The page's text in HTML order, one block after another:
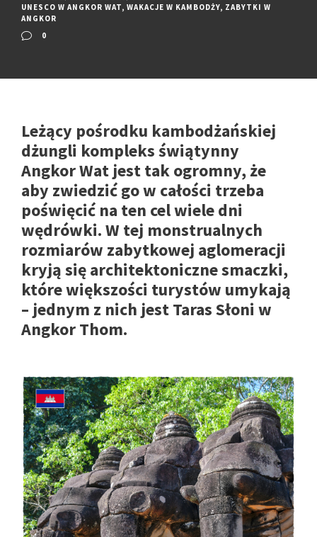
UNESCO W ANGKOR WAT, WAKACJE W KAMBODŻY, ZABYTKI W
ANGKOR
0
Leżący pośrodku kambodżańskiej
dżungli kompleks świątynny
Angkor Wat jest tak ogromny, że
aby zwiedzić go w całości trzeba
poświęcić na ten cel wiele dni
wędrówki. W tej monstrualnych
rozmiarów zabytkowej aglomeracji
kryją się architektoniczne smaczki,
które większości turystów umykają
– jednym z nich jest Taras Słoni w
Angkor Thom.